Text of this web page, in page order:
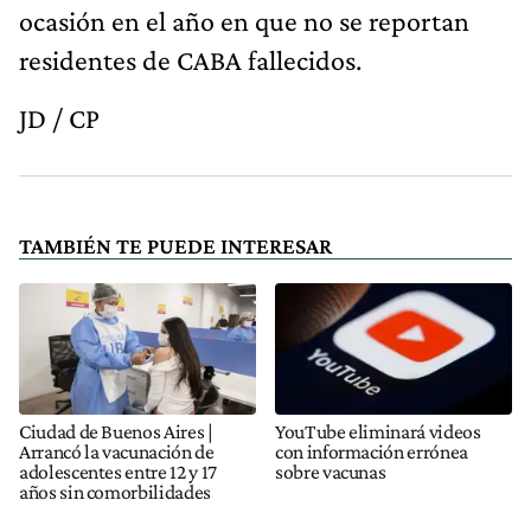
ocasión en el año en que no se reportan
residentes de CABA fallecidos.
JD / CP
TAMBIÉN TE PUEDE INTERESAR
Ciudad de Buenos Aires |
Arrancó la vacunación de
adolescentes entre 12 y 17
años sin comorbilidades
YouTube eliminará videos
con información errónea
sobre vacunas